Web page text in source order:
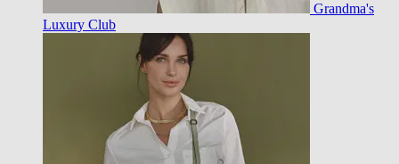
Grandma's
Luxury Club